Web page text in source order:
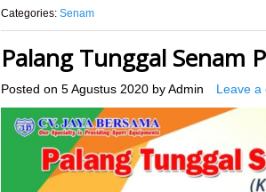
Categories: Senam
Palang Tunggal Senam
Posted on 5 Agustus 2020 by Admin Leave a